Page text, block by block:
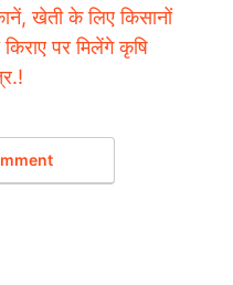
खेती के लिए किसानों
किराए पर मिलेंगे कृषि